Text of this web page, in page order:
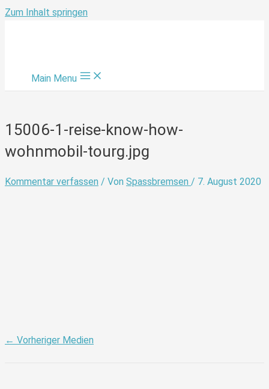
Zum Inhalt springen
Main Menu
15006-1-reise-know-how-
wohnmobil-tourg.jpg
Kommentar verfassen / Von Spassbremsen / 7. August 2020
← Vorheriger Medien